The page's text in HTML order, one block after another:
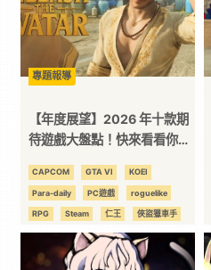
專題報導
【年度展望】2026 年十款期
待遊戲大盤點！快來看看你心
榜？！
CAPCOM GTA VI KOEI
Para-daily PC遊戲 roguelike
RPG Steam 仁王 俠盜獵車手
光榮特庫摩 動作遊戲 印度
吸血鬼 家用主機 惡靈古堡